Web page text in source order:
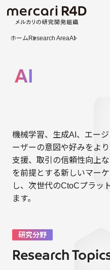
ホーム Research AreaAI
AI
機械学習、生成AI、エー
ーザーの意図や好みをよ
支援、取引の信頼性向上
を前提とする新しいマー
し、次世代のCtoCプラッ
ます。
研究分野
Research